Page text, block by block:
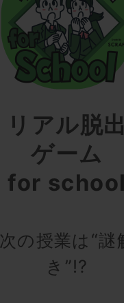
リアル脱
ゲーム
for
次の授業は“謎
き”!?